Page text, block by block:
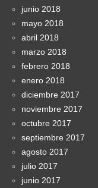
junio 2018
mayo 2018
abril 2018
marzo 2018
febrero 2018
enero 2018
diciembre 2017
noviembre 2017
octubre 2017
septiembre 2017
agosto 2017
julio 2017
junio 2017